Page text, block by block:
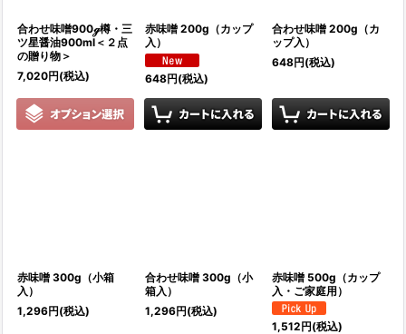
合わせ味噌900ℊ樽・三
ツ星醤油900ml＜２点
の贈り物＞
7,020円(税込)
赤味噌 200g（カップ
入）
648円(税込)
合わせ味噌 200g（カ
ップ入）
648円(税込)
赤味噌 300g（小箱
入）
1,296円(税込)
合わせ味噌 300g（小
箱入）
1,296円(税込)
赤味噌 500g（カップ
入・ご家庭用）
1,512円(税込)